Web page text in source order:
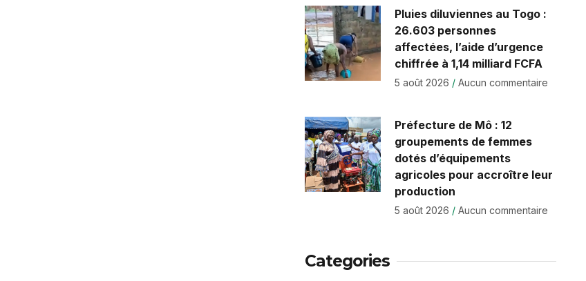
Pluies diluviennes au Togo :
26.603 personnes
affectées, l’aide d’urgence
chiffrée à 1,14 milliard FCFA
5 août 2026 Aucun commentaire
Préfecture de Mô : 12
groupements de femmes
dotés d’équipements
agricoles pour accroître leur
production
5 août 2026 Aucun commentaire
Categories